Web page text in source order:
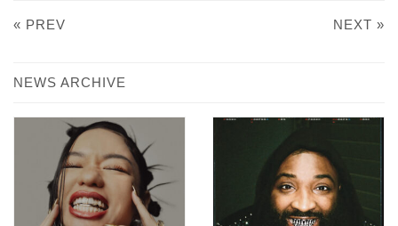
« PREV NEXT »
NEWS ARCHIVE